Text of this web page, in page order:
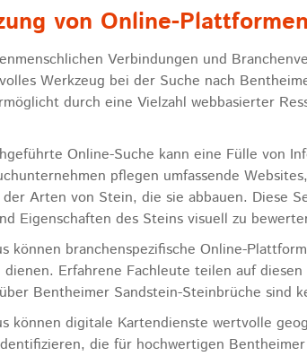
von Online-Plattformen
Verbindungen und
Werkzeug bei der Suche nach
durch eine Vielzahl webbasierter
Online-Suche kann eine Fülle von
pflegen umfassende
Arten von Stein, die sie abbauen. Diese
Eigenschaften des Steins visuell zu
können branchenspezifische Online-
dienen. Erfahrene Fachleute teilen auf
Bentheimer Sandstein-Steinbrüche sind
können digitale Kartendienste wertvolle
die für hochwertigen